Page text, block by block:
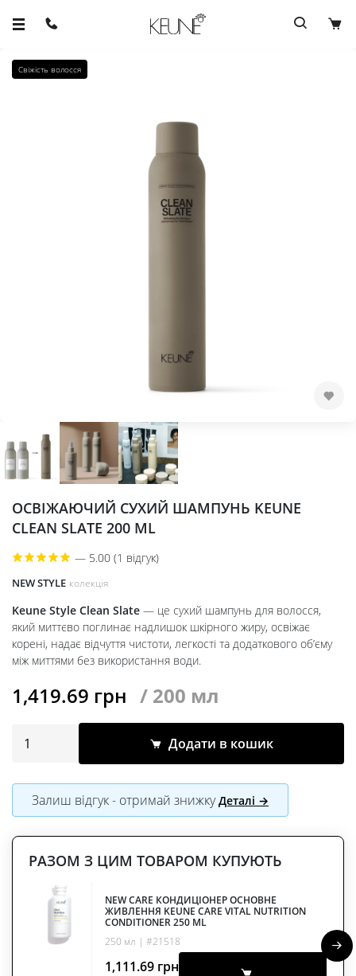
Свіжість волосся
ОСВІЖАЮЧИЙ СУХИЙ ШАМПУНЬ KEUNE
CLEAN SLATE 200 ML
— 5.00 (1 відгук)
NEW STYLE колекція
Keune Style Clean Slate — це сухий шампунь для волосся,
який миттєво поглинає надлишок шкірного жиру, освіжає
корені, надає відчуття чистоти, легкості та додаткового об’єму
між миттями без використання води.
1,419.69 грн / 200 мл
Додати в кошик
Залиш відгук - отримай знижкуДеталі →
РАЗОМ З ЦИМ ТОВАРОМ КУПУЮТЬ
NEW CARE КОНДИЦІОНЕР ОСНОВНЕ
ЖИВЛЕННЯ KEUNE CARE VITAL NUTRITION
CONDITIONER 250 ML
250 мл | #21518
1,111.69 грн